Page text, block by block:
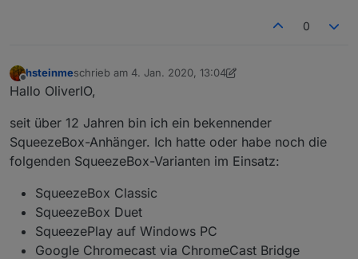
0
Offline
hsteinmeschrieb am 4. Jan. 2020, 13:04
zuletzt editiert von hsteinme1. Apr. 2020, 15:03
Hallo OliverIO,
seit über 12 Jahren bin ich ein bekennender
SqueezeBox-Anhänger. Ich hatte oder habe noch die
folgenden SqueezeBox-Varianten im Einsatz:
SqueezeBox Classic
SqueezeBox Duet
SqueezePlay auf Windows PC
Google Chromecast via ChromeCast Bridge